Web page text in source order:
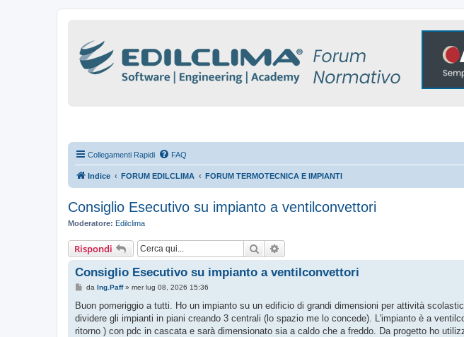
Collegamenti Rapidi FAQ
Indice FORUM EDILCLIMA FORUM TERMOTECNICA E IMPIANTI
Consiglio Esecutivo su impianto a ventilconvettori
Moderatore: Edilclima
Rispondi Cerca
Consiglio Esecutivo su impianto a ventilconvettori
M
s
a
g
da Ing.Paff» mer lug 08, 2026 15:36
Buon pomeriggio a tutti. Ho un impianto su un edificio di grandi dimensioni per attività
dividere gli impianti in piani creando 3 centrali (lo spazio me lo concede). L'impianto è a
ritorno ) con pdc in cascata e sarà dimensionato sia a caldo che a freddo. Da progetto ho